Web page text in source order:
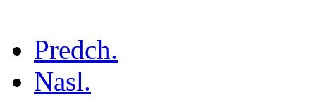
Predch.
Nasl.